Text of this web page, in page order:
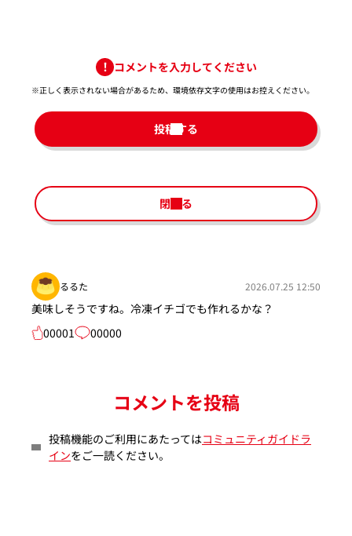
コメントを入力してください
※正しく表示されない場合があるため、環境依存文字の使用はお控えください。​
投稿する
閉じる
るるた 2026.07.25 12:50
美味しそうですね。冷凍イチゴでも作れるかな？
00001
00000
コメントを投稿
投稿機能のご利用にあたってはコミュニティガイドラ
インをご一読ください。